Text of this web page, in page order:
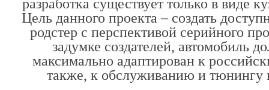
разработка существует только в виде
Цель данного проекта – создать
родстер с перспективой серийного
задумке создателей, автомобиль
максимально адаптирован к
также, к обслуживанию и тюнингу